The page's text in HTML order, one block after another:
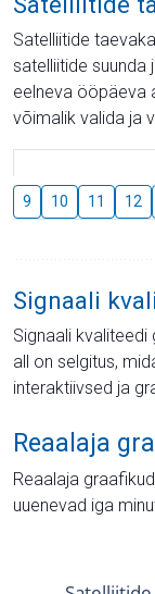
Satelliitide
satelliitide suunda
eelneva ööpäeva
võimalik valida ja
9 10 11 12
Signaali
Signaali
all on selgitus,
interaktiivsed ja
Reaalaja
Reaalaja
uuenevad iga